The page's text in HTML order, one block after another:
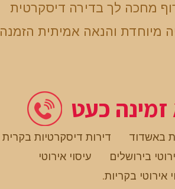
מחכה לך בדירה דיסקרטית
מיוחדת והנאה אמיתית הזמנה
כעט
באשדוד
דירות דיסקרטיות בקרית
בירושלים
עיסוי אירוטי
אירוטי בקריות.